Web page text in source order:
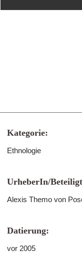
Kategorie:
Ethnologie
UrheberIn/
Alexis Themo von
Datierung:
vor 2005